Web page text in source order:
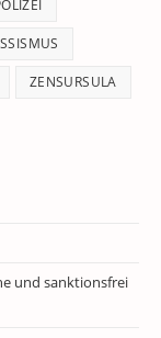
ZENSURSULA
und sanktionsfrei